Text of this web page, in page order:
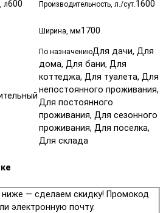
л600 Производительность, л./сут.1600
Ширина, мм1700
По назначениюДля дачи, Для
дома, Для бани, Для
коттеджа, Для туалета, Для
непостоянного проживания,
Для постоянного
проживания, Для сезонного
проживания, Для поселка,
Для склада
ниже — сделаем скидку! Промокод
электронную почту.